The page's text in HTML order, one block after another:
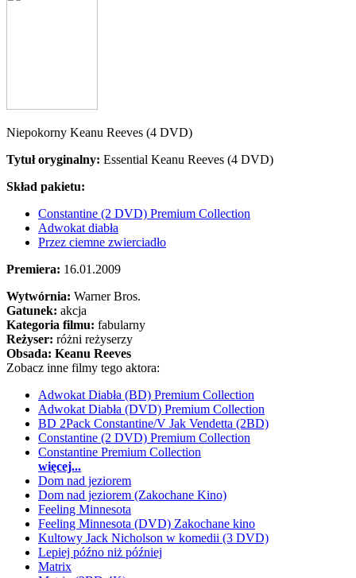
Niepokorny Keanu Reeves (4 DVD)
Tytuł oryginalny: Essential Keanu Reeves (4 DVD)
Skład pakietu:
Constantine (2 DVD) Premium Collection
Adwokat diabła
Przez ciemne zwierciadło
Premiera: 16.01.2009
Wytwórnia: Warner Bros.
Gatunek: akcja
Kategoria filmu: fabularny
Reżyser: różni reżyserzy
Obsada: Keanu Reeves
Zobacz inne filmy tego aktora:
Adwokat Diabła (BD) Premium Collection
Adwokat Diabła (DVD) Premium Collection
BD 2Pack Constantine/V Jak Vendetta (2BD)
Constantine (2 DVD) Premium Collection
Constantine Premium Collection
więcej...
Dom nad jeziorem
Dom nad jeziorem (Zakochane Kino)
Feeling Minnesota
Feeling Minnesota (DVD) Zakochane kino
Kultowy Jack Nicholson w komedii (3 DVD)
Lepiej późno niż później
Matrix